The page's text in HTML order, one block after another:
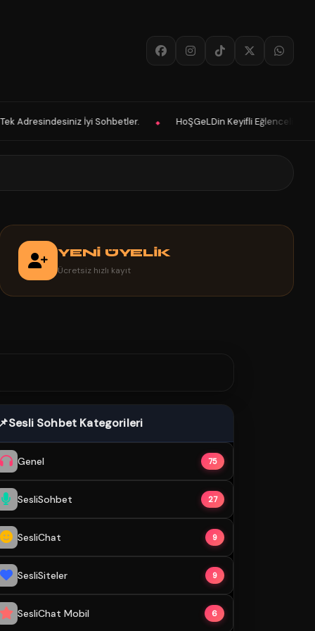
◆ HoŞGeLDin Keyifli Eğlenceli Hoş Vakitler Diler 2025 Panelimiz
YENİ ÜYELİK
Ücretsiz hızlı kayıt
Sesli Sohbet Kategorileri
Genel 75
SesliSohbet 27
SesliChat 9
SesliSiteler 9
SesliChat Mobil 6